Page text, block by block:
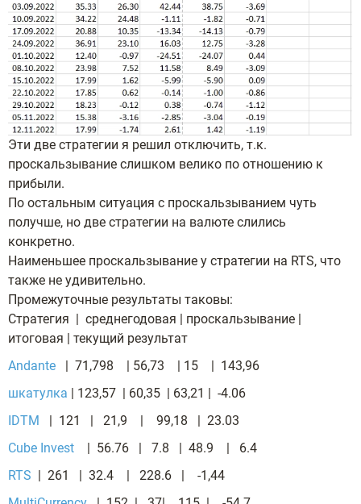
Эти две стратегии я решил отключить, т.к.
проскальзывание слишком велико по отношению к
прибыли.
По остальным ситуация с проскальзыванием чуть
получше, но две стратегии на валюте слились
конкретно.
Наименьшее проскальзывание у стратегии на RTS, что
также не удивительно.
Промежуточные результаты таковы:
Стратегия | среднегодовая | проскальзывание |
итоговая | текущий результат
Andante | 71,798 | 56,73 | 15 | 143,96
шкатулка | 123,57 | 60,35 | 63,21 | -4.06
IDTM | 121 | 21,9 | 99,18 | 23.03
Cube Invest | 56.76 | 7.8 | 48.9 | 6.4
RTS | 261 | 32.4 | 228.6 | -1,44